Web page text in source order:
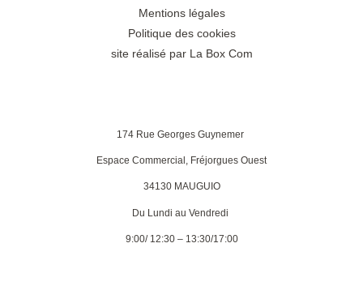
Mentions légales
Politique des cookies
site réalisé par La Box Com
174 Rue Georges Guynemer
Espace Commercial, Fréjorgues Ouest
34130 MAUGUIO
Du Lundi au Vendredi
9:00/ 12:30 – 13:30/17:00